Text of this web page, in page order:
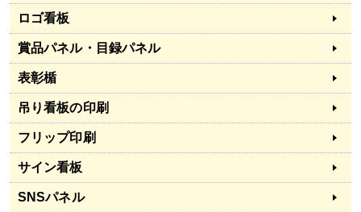
ロゴ看板
賞品パネル・目録パネル
表彰楯
吊り看板の印刷
フリップ印刷
サイン看板
SNSパネル